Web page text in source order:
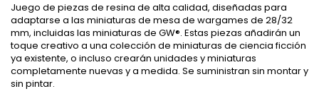
Juego de piezas de resina de alta calidad, diseñadas para
adaptarse a las miniaturas de mesa de wargames de 28/32
mm, incluidas las miniaturas de GW®. Estas piezas añadirán un
toque creativo a una colección de miniaturas de ciencia ficción
ya existente, o incluso crearán unidades y miniaturas
completamente nuevas y a medida. Se suministran sin montar y
sin pintar.